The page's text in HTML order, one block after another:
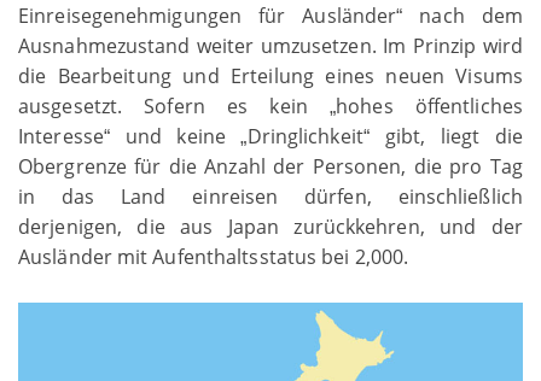
Einreisegenehmigungen für Ausländer“
nach dem
Ausnahmezustand weiter umzusetzen. Im Prinzip wird
die Bearbeitung und Erteilung eines neuen Visums
ausgesetzt. Sofern es kein„hohes öffentliches
Interesse“ und keine„Dringlichkeit“
gibt, liegt die
Obergrenze für die Anzahl der Personen, die pro Tag
in das Land einreisen dürfen, einschließlich
derjenigen, die aus Japan zurückkehren, und der
Ausländer mit Aufenthaltsstatus bei 2,000.